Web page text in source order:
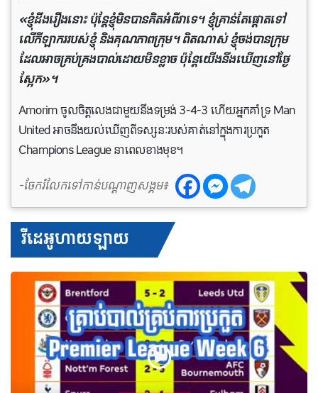
«ខ្ញុំដឹងរឿងនោះ ប៉ុន្តែខ្ញុំមិនបានគិតអំពីវាទេ។ ខ្ញុំគ្រាន់តែផ្តោតទៅ
លើកីឡាកររបស់ខ្ញុំ និងគុណភាពក្រុម។ ពិតណាស់ ខ្ញុំចង់បានក្រុម
ដែលអាចគ្រប់គ្រងបាល់ដោយមិនខ្លាច ប៉ុន្តែយើងនឹងឃើញនៅថ្ងៃ
ស្អែក»។
Amorim ចូលចិត្តលេងជាមួយនឹងទម្រង់ 3-4-3 ហើយអ្នកគាំទ្រ Man
United អាចនឹងយល់ឃើញពីទស្សនៈរបស់គាត់នៅក្នុងការប្រកួត
Champions League នាពេលខាងមុខ។
-ចែករំលែកទៅកាន់បណ្តាញសង្គម៖
វីដេអូហាយឡាយ